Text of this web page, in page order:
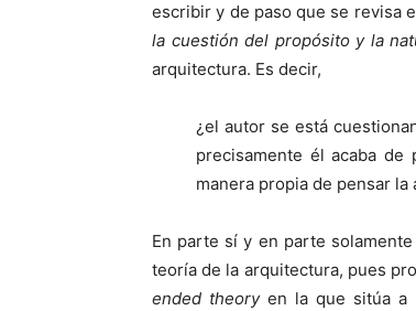
escribir y de paso que se revisa
la cuestión del propósito y la
arquitectura. Es decir,
¿el autor se está
precisamente él acaba de
manera propia de pensar la
En parte sí y en parte
teoría de la arquitectura, pues
ended theoryen la que sitúa a